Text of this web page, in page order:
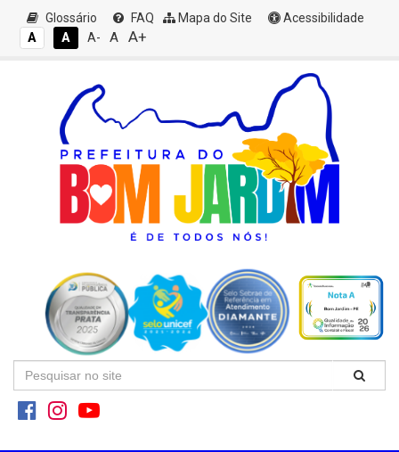
Glossário FAQ Mapa do Site
Acessibilidade
A
A A- A A+